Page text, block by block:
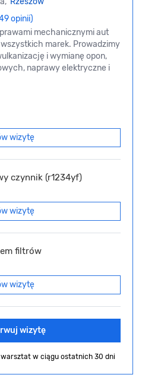
opinii)
mechanicznymi aut
marek. Prowadzimy
i wymianę opon,
naprawy elektryczne i
wizytę
czynnik (r1234yf)
wizytę
filtrów
wizytę
wizytę
warsztat w ciągu ostatnich 30 dni